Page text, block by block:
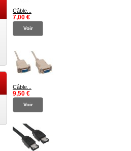
Câble...
7,00 €
Voir
Câble...
9,50 €
Voir